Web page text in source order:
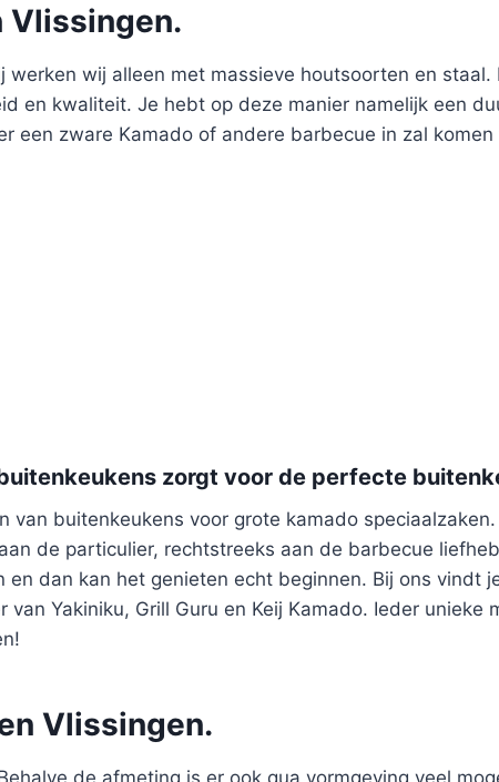
Vlissingen.
wij alleen met massieve houtsoorten en
en kwaliteit. Je hebt op deze manier namelijk een
een zware Kamado of andere barbecue in zal
zorgt voor de perfecte
buitenkeukens voor grote kamado
de particulier, rechtstreeks aan de barbecue
dan kan het genieten echt beginnen. Bij ons vindt
Yakiniku, Grill Guru en Keij Kamado. Ieder unieke
Vlissingen.
de afmeting is er ook qua vormgeving veel